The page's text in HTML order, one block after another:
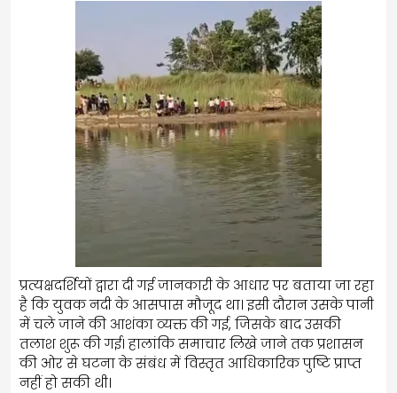
प्रत्यक्षदर्शियों द्वारा दी गई जानकारी के आधार पर बताया जा रहा
है कि युवक नदी के आसपास मौजूद था। इसी दौरान उसके पानी
में चले जाने की आशंका व्यक्त की गई, जिसके बाद उसकी
तलाश शुरू की गई। हालांकि समाचार लिखे जाने तक प्रशासन
की ओर से घटना के संबंध में विस्तृत आधिकारिक पुष्टि प्राप्त
नहीं हो सकी थी।